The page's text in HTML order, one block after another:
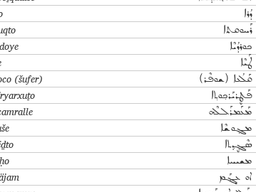
ܕܳܪܐ
ܪܰܚܘܩܬܐ
ܟܘܪܕܳܝܶܐ
ܛܰܝܶܐ
(šufer) ܩܰܠܳܥܐ (ܫܘܦܶܪ)
ܦܰܛܷܪܝܰܪܟ݂ܘܬ݂ܐ
ܡܰܥܰܡܪܰܠܠܶܗ
ܡܓ݂ܘܫܶܐ
ܣܶܓ݂ܷܕ݂ܬܐ
ܡܫܝܚܐ
ܐܘ ܥܱܔܰܡ